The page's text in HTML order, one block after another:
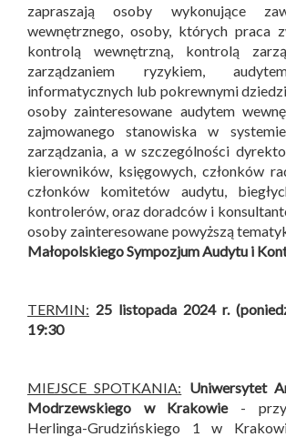
zapraszają osoby wykonujące
wewnętrznego, osoby, których praca
kontrolą wewnętrzną, kontrolą
zarządzaniem ryzykiem,
informatycznych lub pokrewnymi
osoby zainteresowane audytem
zajmowanego stanowiska w
zarządzania, a w szczególności
kierowników, księgowych, członków
członków komitetów audytu,
kontrolerów, oraz doradców i
osoby zainteresowane powyższą
Małopolskiego Sympozjum Audytu i
TERMIN: 25 listopada 2024 r.
19:30
MIEJSCE SPOTKANIA: Uniwersytet
Modrzewskiego w Krakowie- przy
Herlinga-Grudzińskiego 1 w